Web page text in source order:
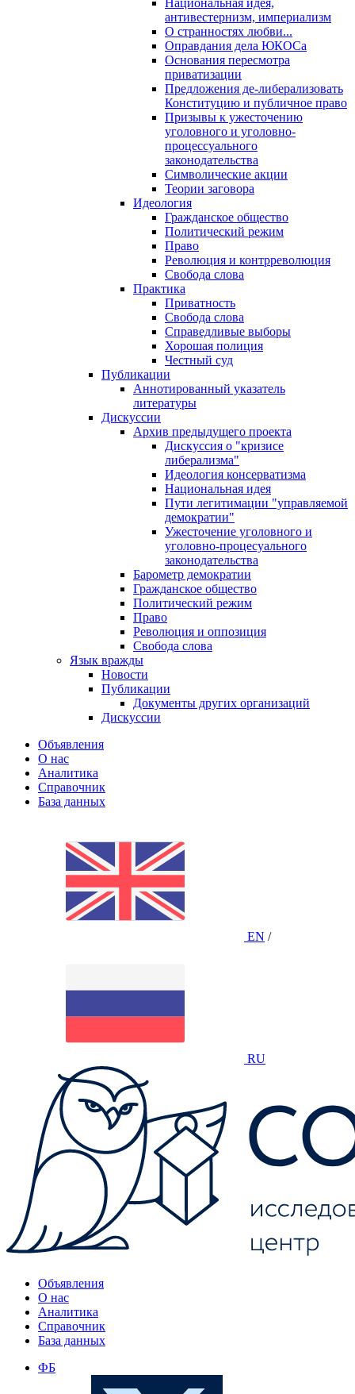
Национальная идея,
антивестернизм, империализм
О странностях любви...
Оправдания дела ЮКОСа
Основания пересмотра
приватизации
Предложения де-либерализовать
Конституцию и публичное право
Призывы к ужесточению
уголовного и уголовно-
процессуального
законодательства
Символические акции
Теории заговора
Идеология
Гражданское общество
Политический режим
Право
Революция и контрреволюция
Свобода слова
Практика
Приватность
Свобода слова
Справедливые выборы
Хорошая полиция
Честный суд
Публикации
Аннотированный указатель
литературы
Дискуссии
Архив предыдущего проекта
Дискуссия о "кризисе
либерализма"
Идеология консерватизма
Национальная идея
Пути легитимации "управляемой
демократии"
Ужесточение уголовного и
уголовно-процесуального
законодательства
Барометр демократии
Гражданское общество
Политический режим
Право
Революция и оппозиция
Свобода слова
Язык вражды
Новости
Публикации
Документы других организаций
Дискуссии
Объявления
О нас
Аналитика
Справочник
База данных
EN /
RU
Объявления
О нас
Аналитика
Справочник
База данных
ФБ